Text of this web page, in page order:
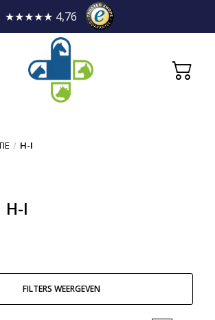
★★★★★ 4,76
/ H-I
H-I
FILTERS WEERGEVEN